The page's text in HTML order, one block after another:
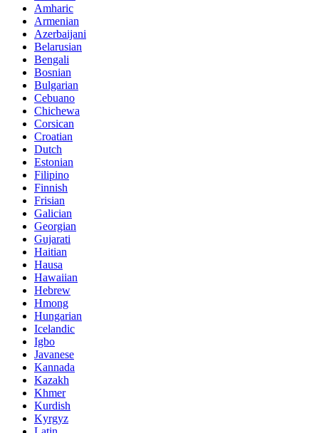
Amharic
Armenian
Azerbaijani
Belarusian
Bengali
Bosnian
Bulgarian
Cebuano
Chichewa
Corsican
Croatian
Dutch
Estonian
Filipino
Finnish
Frisian
Galician
Georgian
Gujarati
Haitian
Hausa
Hawaiian
Hebrew
Hmong
Hungarian
Icelandic
Igbo
Javanese
Kannada
Kazakh
Khmer
Kurdish
Kyrgyz